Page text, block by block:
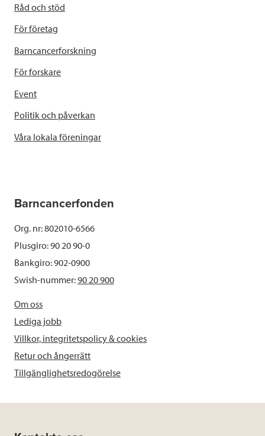
Råd och stöd
För företag
Barncancerforskning
För forskare
Event
Politik och påverkan
Våra lokala föreningar
Barncancerfonden
Org. nr: 802010-6566
Plusgiro: 90 20 90-0
Bankgiro: 902-0900
Swish-nummer:90 20 900
Om oss
Lediga jobb
Villkor, integritetspolicy & cookies
Retur och ångerrätt
Tillgänglighetsredogörelse